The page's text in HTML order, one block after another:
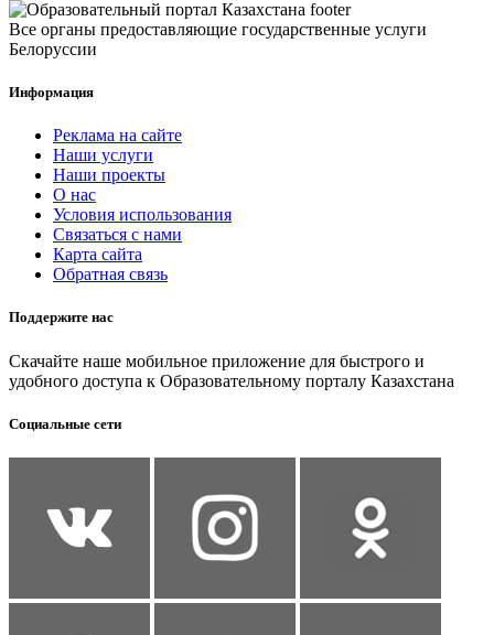
Все органы предоставляющие государственные услуги
Белоруссии
Информация
Реклама на сайте
Наши услуги
Наши проекты
О нас
Условия использования
Связаться с нами
Карта сайта
Обратная связь
Поддержите нас
Скачайте наше мобильное приложение для быстрого и
удобного доступа к Образовательному порталу Казахстана
Социальные сети